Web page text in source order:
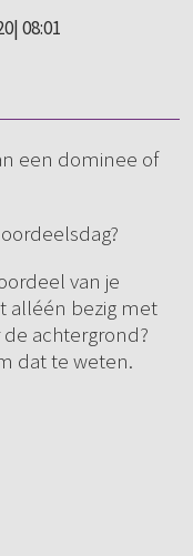
08:01
een dominee of
van je
alléén bezig met
achtergrond?
dat te weten.